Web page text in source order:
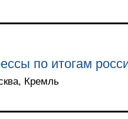
по итогам
Кремль